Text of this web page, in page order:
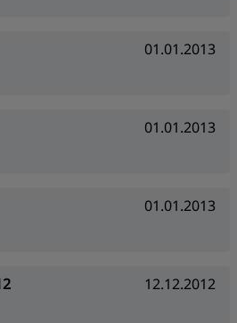
01.01.2013
01.01.2013
01.01.2013
12.12.2012